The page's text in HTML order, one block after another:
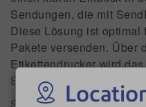
Sendungen, die mit
Diese Lösung ist optimal
Pakete versenden. Über
Etikettendrucker wird
Sekundenschnelle direkt